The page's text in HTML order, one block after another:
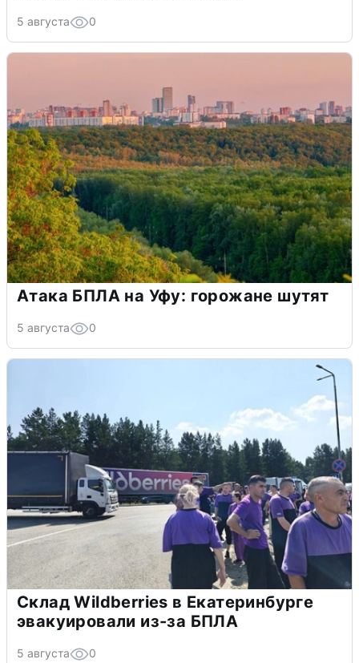
5 августа 0
Атака БПЛА на Уфу: горожане шутят
5 августа 0
Склад Wildberries в Екатеринбурге
эвакуировали из-за БПЛА
5 августа 0